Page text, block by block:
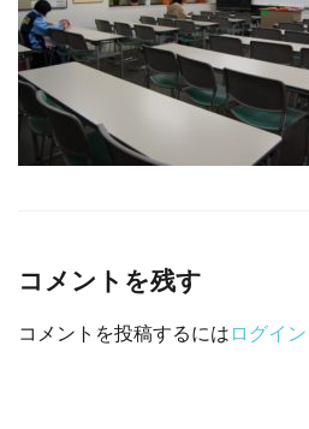
□ 有料体験指導
コメントを残す
コメントを投稿するには ログイン